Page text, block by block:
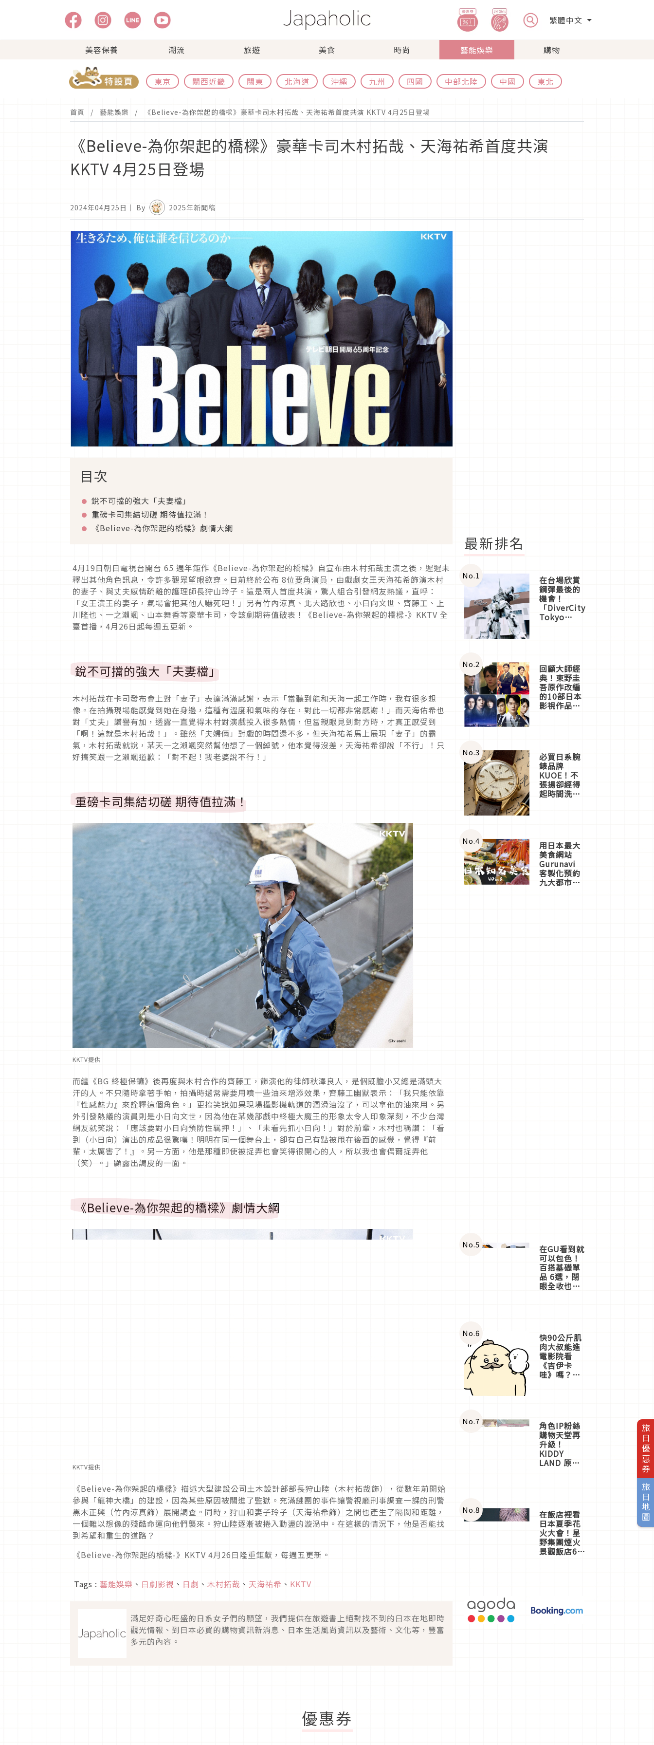
繁體中文
美容保養 潮流 旅遊 美食 時尚 藝能娛樂 購物
東京 關西近畿 關東 北海道 沖繩 九州 四國 中部北陸 中國 東北
旅日優惠券
旅日地圖
首頁 藝能娛樂 《Believe-為你架起的橋樑》豪華卡司木村拓哉、天海祐希首度共演 KKTV 4月25日登場
《Believe-為你架起的橋樑》豪華卡司木村拓哉、天海祐希首度共演
KKTV 4月25日登場
2024年04月25日 ｜ By 2025年新聞稿
目次
銳不可擋的強大「夫妻檔」
重磅卡司集結切磋 期待值拉滿！
《Believe-為你架起的橋樑》劇情大綱
4月19日朝日電視台開台 65 週年鉅作《Believe-為你架起的橋樑》自宣布由木村拓哉主演之後，遲遲未
釋出其他角色訊息，令許多觀眾望眼欲穿。日前終於公布 8位要角演員，由戲劇女王天海祐希飾演木村
的妻子、與丈夫感情疏離的護理師長狩山玲子。這是兩人首度共演，驚人組合引發網友熱議，直呼：
「女王演王的妻子，氣場會把其他人嚇死吧！」另有竹內涼真、北大路欣也、小日向文世、齊藤工、上
川隆也、一之瀨颯、山本舞香等豪華卡司，令該劇期待值破表！《Believe-為你架起的橋樑-》KKTV 全
臺首播，4月26日起每週五更新。
銳不可擋的強大「夫妻檔」
木村拓哉在卡司發布會上對「妻子」表達滿滿感謝，表示「當聽到能和天海一起工作時，我有很多想
像。在拍攝現場能感覺到她在身邊，這種有溫度和氣味的存在，對此一切都非常感謝！」而天海佑希也
對「丈夫」讚譽有加，透露一直覺得木村對演戲投入很多熱情，但當親眼見到對方時，才真正感受到
「啊！這就是木村拓哉！」。雖然「夫婦倆」對戲的時間還不多，但天海祐希馬上展現「妻子」的霸
氣，木村拓哉就說，某天一之瀨颯突然幫他想了一個綽號，他本覺得沒差，天海祐希卻說「不行」！只
好搞笑跟一之瀨颯道歉：「對不起！我老婆說不行！」
重磅卡司集結切磋 期待值拉滿！
KKTV提供
而繼《BG 終極保鑣》後再度與木村合作的齊藤工，飾演他的律師秋澤良人，是個既膽小又總是滿頭大
汗的人。不只隨時拿著手帕，拍攝時還常需要用噴一些油來增添效果，齊藤工幽默表示：「我只能依靠
『性感魅力』來詮釋這個角色。」更搞笑說如果現場攝影機軌道的潤滑油沒了，可以拿他的油來用。另
外引發熱議的演員則是小日向文世，因為他在某幾部戲中終極大魔王的形象太令人印象深刻，不少台灣
網友就笑說：「應該要對小日向預防性羈押！」、「未看先抓小日向！」對於前輩，木村也稱讚：「看
到（小日向）演出的成品很驚嘆！明明在同一個舞台上，卻有自己有點被甩在後面的感覺，覺得『前
輩，太厲害了！』。另一方面，他是那種即使被捉弄也會笑得很開心的人，所以我也會偶爾捉弄他
（笑）。」顯露出調皮的一面。
《Believe-為你架起的橋樑》劇情大綱
KKTV提供
《Believe-為你架起的橋樑》描述大型建設公司土木設計部部長狩山陸（木村拓哉飾），從數年前開始
參與「龍神大橋」的建設，因為某些原因被關進了監獄。充滿謎團的事件讓警視廳刑事調查一課的刑警
黑木正興（竹內涼真飾）展開調查。同時，狩山和妻子玲子（天海祐希飾）之間也產生了隔閡和距離，
一個難以想像的殘酷命運向他們襲來。狩山陸逐漸被捲入動盪的漩渦中。在這樣的情況下，他是否能找
到希望和重生的道路？
《Believe-為你架起的橋樑-》KKTV 4月26日隆重鉅獻，每週五更新。
Tags : 藝能娛樂 、 日劇影視 、 日劇 、 木村拓哉 、 天海祐希 、 KKTV
滿足好奇心旺盛的日系女子們的願望，我們提供在旅遊書上絕對找不到的日本在地即時
觀光情報、到日本必買的購物資訊新消息、日本生活風尚資訊以及藝術、文化等，豐富
多元的內容。
最新排名
No.1 在台場欣賞
鋼彈最後的
機會！
「DiverCity
Tokyo
體驗
No.2 回顧大師經
典！東野圭
吾原作改編
的10部日本
影視作品推
No.3 必買日系腕
錶品牌
KUOE！不
張揚卻經得
起時間洗鍊
No.4 用日本最大
美食網站
Gurunavi
客製化預約
九大都市餐
No.5 在GU看到就
可以包色！
百搭基礎單
品 6選，閉
眼全收也不
No.6 快90公斤肌
肉大叔能進
電影院看
《吉伊卡
哇》嗎？日
一同給出了
答案
No.7 角色IP粉絲
購物天堂再
升級！
KIDDY
LAND 原宿
店3分即達
No.8 在飯店裡看
日本夏季花
火大會！星
野集團煙火
景觀飯店6
優惠券